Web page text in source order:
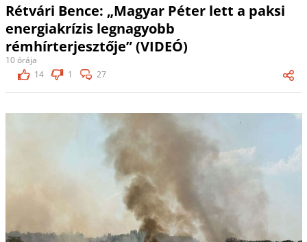
Rétvári Bence: „Magyar Péter lett a paksi
energiakrízis legnagyobb
rémhírterjesztője” (VIDEÓ)
10 órája
14
1 27